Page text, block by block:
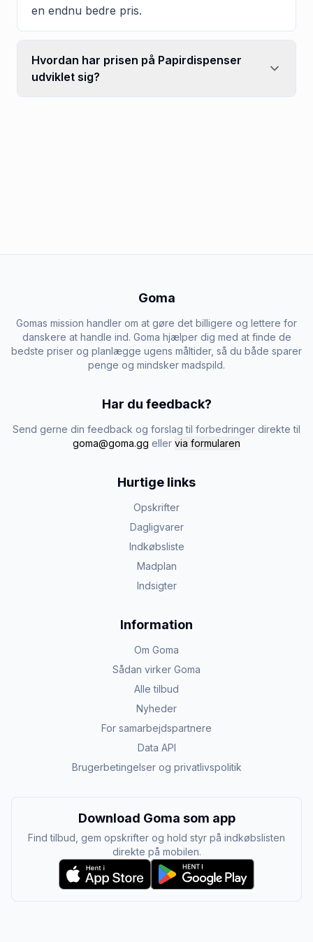
en endnu bedre pris.
Hvordan har prisen på Papirdispenser
udviklet sig?
Goma
Gomas mission handler om at gøre det billigere og lettere for
danskere at handle ind. Goma hjælper dig med at finde de
bedste priser og planlægge ugens måltider, så du både sparer
penge og mindsker madspild.
Har du feedback?
Send gerne din feedback og forslag til forbedringer direkte til
goma@goma.gg eller via formularen
Hurtige links
Opskrifter
Dagligvarer
Indkøbsliste
Madplan
Indsigter
Information
Om Goma
Sådan virker Goma
Alle tilbud
Nyheder
For samarbejdspartnere
Data API
Brugerbetingelser og privatlivspolitik
Download Goma som app
Find tilbud, gem opskrifter og hold styr på indkøbslisten
direkte på mobilen.